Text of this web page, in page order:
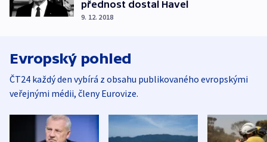
přednost dostal Havel
9. 12. 2018
Evropský pohled
ČT24 každý den vybírá z obsahu publikovaného evropskými
veřejnými médii, členy Eurovize.